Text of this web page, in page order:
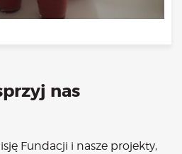
nas
Fundacji i nasze projekty,